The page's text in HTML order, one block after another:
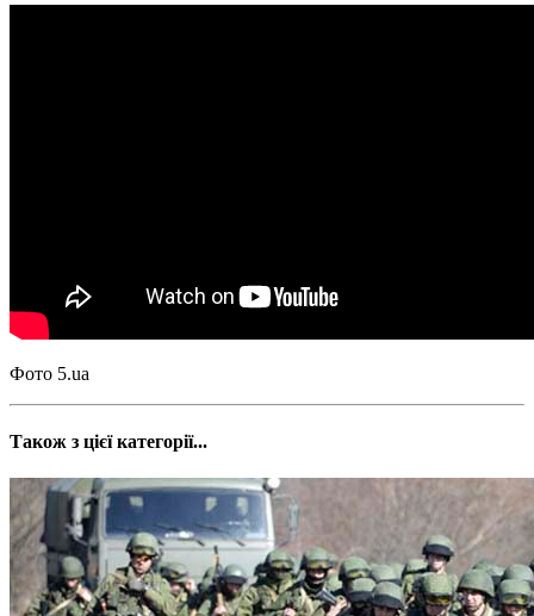
Фото 5.ua
Також з цієї категорії...